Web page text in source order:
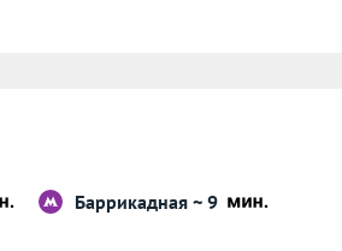
Баррикадная ~ 9